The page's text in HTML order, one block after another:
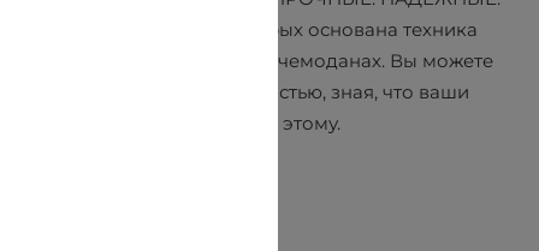
и инновации, на которых основана техника
применяются и в сумках и чемоданах. Вы можете
и работать с уверенностью, зная, что ваши
аксессуары CAT готовы к этому.